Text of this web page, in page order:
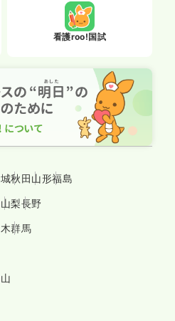
看護roo!国試
秋田山形福島
山梨長野
群馬